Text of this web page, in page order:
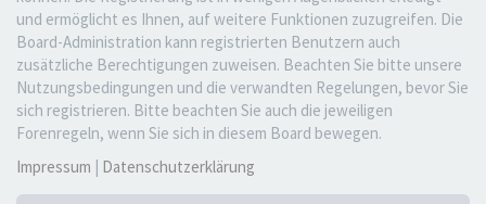
und ermöglicht es Ihnen, auf weitere Funktionen zuzugreifen. Die
Board-Administration kann registrierten Benutzern auch
zusätzliche Berechtigungen zuweisen. Beachten Sie bitte unsere
Nutzungsbedingungen und die verwandten Regelungen, bevor Sie
sich registrieren. Bitte beachten Sie auch die jeweiligen
Forenregeln, wenn Sie sich in diesem Board bewegen.
Impressum | Datenschutzerklärung